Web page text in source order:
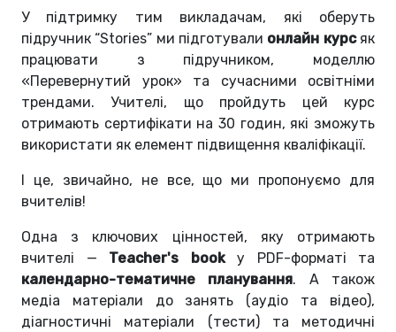
У підтримку тим викладачам, які оберуть
підручник “Stories” ми підготували онлайн курс як
працювати з підручником, моделлю
«‎Перевернутий урок» та сучасними освітніми
трендами. Учителі, що пройдуть цей курс
отримають сертифікати на 30 годин, які зможуть
використати як елемент підвищення кваліфікації.
це, звичайно, не все, що ми пропонуємо для
вчителів!
Одна з ключових цінностей, яку отримають
вчителі — Teacher's bookу PDF-форматі та
календарно-тематичне планування. А також
медіа матеріали до занять (аудіо та відео),
діагностичні матеріали (тести) та методичні